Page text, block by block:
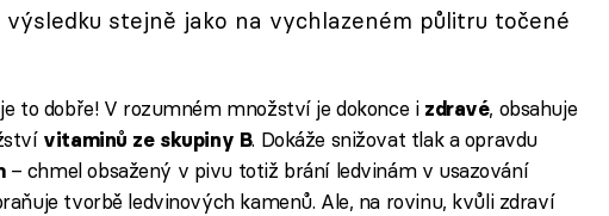
stejně jako na vychlazeném půlitru točené
to dobře! V rozumném množství je dokonce i zdravé, obsahuje
vitaminů ze skupiny B. Dokáže snižovat tlak a opravdu
– chmel obsažený v pivu totiž brání ledvinám v usazování
tvorbě ledvinových kamenů. Ale, na rovinu, kvůli zdraví